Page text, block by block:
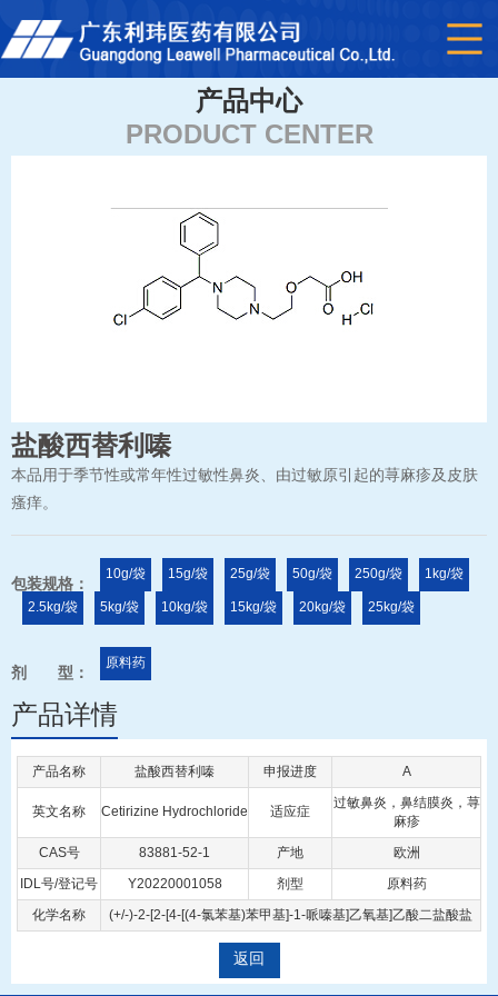
产品中心
PRODUCT CENTER
盐酸西替利嗪
本品用于季节性或常年性过敏性鼻炎、由过敏原引起的荨麻疹及皮肤
瘙痒。
包装规格：
10g/袋 15g/袋 25g/袋 50g/袋 250g/袋 1kg/袋
2.5kg/袋 5kg/袋 10kg/袋 15kg/袋 20kg/袋 25kg/袋
剂 型：
原料药
产品详情
产品名称 盐酸西替利嗪 申报进度 A
英文名称 Cetirizine Hydrochloride 适应症
过敏鼻炎，鼻结膜炎，荨
麻疹
CAS号 83881-52-1 产地 欧洲
IDL号/登记号 Y20220001058 剂型 原料药
化学名称 (+/-)-2-[2-[4-[(4-氯苯基)苯甲基]-1-哌嗪基]乙氧基]乙酸二盐酸盐
返回